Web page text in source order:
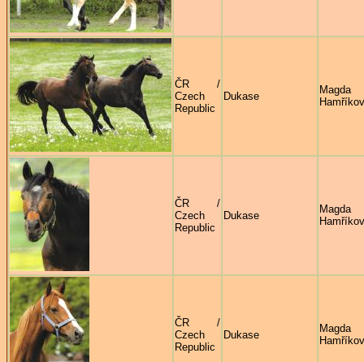
ČR /
Czech
Republic
Dukase
Magda
ČR /
Czech
Republic
Dukase
Magda
ČR /
Czech
Republic
Dukase
Magda